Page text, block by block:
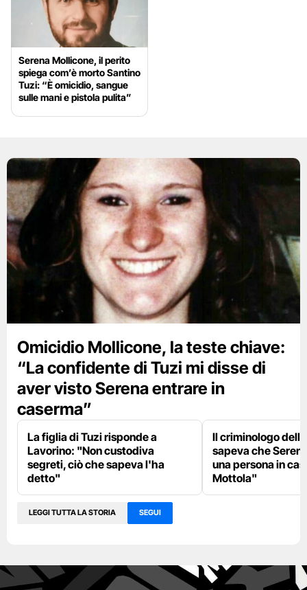
Serena Mollicone, il perito
spiega com’è morto Santino
Tuzi: “È omicidio, sangue
sulle mani e pistola pulita”
Omicidio Mollicone, la teste chiave:
“La confidente di Tuzi mi disse di
aver visto Serena entrare in
caserma”
La figlia di Tuzi risponde a
Lavorino: "Non custodiva
segreti, ciò che sapeva l'ha
detto"
Il criminologo
sapeva che
una persona in
Mottola"
LEGGI TUTTA LA STORIA SEGUI